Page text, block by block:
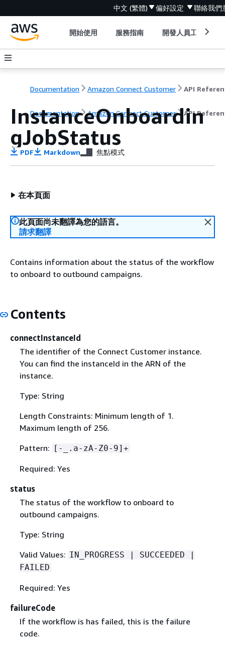
中文 (繁體) 偏好設定 聯絡我們
開始使用 服務指南 開發人員工具
Documentation Amazon Connect Customer API
Documentation Amazon Connect Customer API
InstanceOnboardin
gJobStatus
PDF Markdown 焦點模式
在本頁面
此頁面尚未翻譯為您的語言。
請求翻譯
Contains information about the status of the workflow
to onboard to outbound campaigns.
Contents
connectInstanceId
The identifier of the Connect Customer instance.
You can find the instanceId in the ARN of the
instance.
Type: String
Length Constraints: Minimum length of 1.
Maximum length of 256.
Pattern: [-_.a-zA-Z0-9]+
Required: Yes
status
The status of the workflow to onboard to
outbound campaigns.
Type: String
Valid Values: IN_PROGRESS | SUCCEEDED |
FAILED
Required: Yes
failureCode
If the workflow is has failed, this is the failure
code.